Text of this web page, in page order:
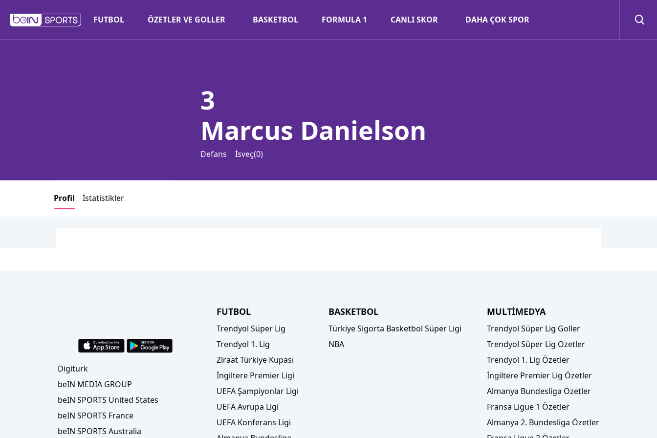
FUTBOL ÖZETLER VE GOLLER BASKETBOL FORMULA 1 CANLI SKOR DAHA ÇOK SPOR
3
Marcus Danielson
Defans İsveç(0)
Profil İstatistikler
Digiturk
beIN MEDIA GROUP
beIN SPORTS United States
beIN SPORTS France
beIN SPORTS Australia
FUTBOL
Trendyol Süper Lig
Trendyol 1. Lig
Ziraat Türkiye Kupası
İngiltere Premier Ligi
UEFA Şampiyonlar Ligi
UEFA Avrupa Ligi
UEFA Konferans Ligi
BASKETBOL
Türkiye Sigorta Basketbol Süper Ligi
NBA
MULTİMEDYA
Trendyol Süper Lig Goller
Trendyol Süper Lig Özetler
Trendyol 1. Lig Özetler
İngiltere Premier Lig Özetler
Almanya Bundesliga Özetler
Fransa Ligue 1 Özetler
Almanya 2. Bundesliga Özetler